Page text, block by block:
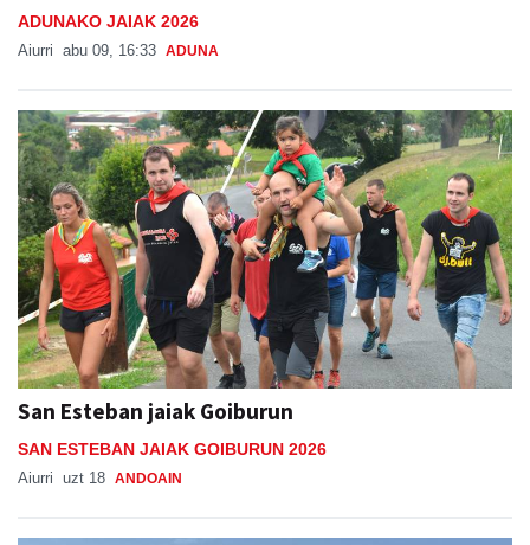
ADUNAKO JAIAK 2026
Aiurri abu 09, 16:33 ADUNA
San Esteban jaiak Goiburun
SAN ESTEBAN JAIAK GOIBURUN 2026
Aiurri uzt 18 ANDOAIN